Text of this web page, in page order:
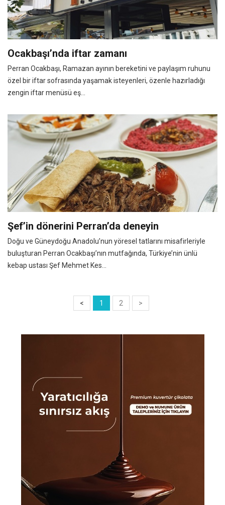
Ocakbaşı’nda iftar zamanı
Perran Ocakbaşı, Ramazan ayının bereketini ve paylaşım ruhunu
özel bir iftar sofrasında yaşamak isteyenleri, özenle hazırladığı
zengin iftar menüsü eş...
Şef’in dönerini Perran’da deneyin
Doğu ve Güneydoğu Anadolu’nun yöresel tatlarını misafirleriyle
buluşturan Perran Ocakbaşı’nın mutfağında, Türkiye’nin ünlü
kebap ustası Şef Mehmet Kes...
< 1 2 >